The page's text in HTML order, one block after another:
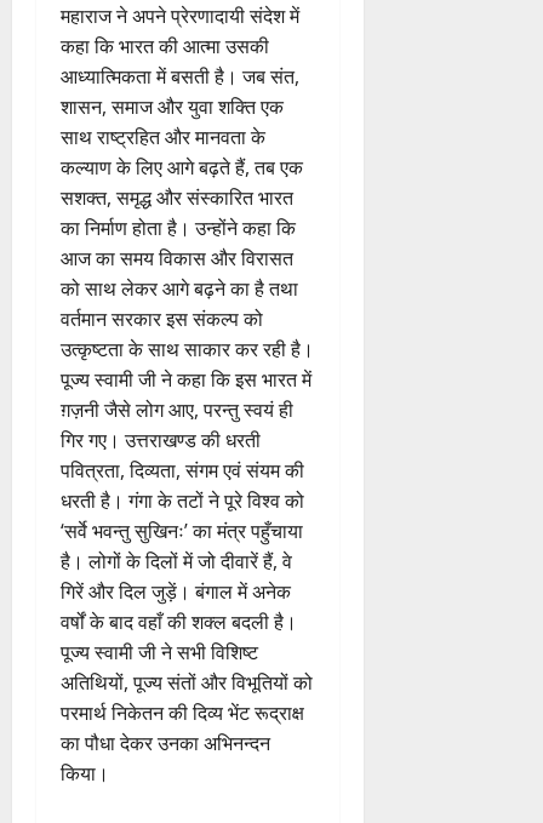
महाराज ने अपने प्रेरणादायी संदेश में
कहा कि भारत की आत्मा उसकी
आध्यात्मिकता में बसती है। जब संत,
शासन, समाज और युवा शक्ति एक
साथ राष्ट्रहित और मानवता के
कल्याण के लिए आगे बढ़ते हैं, तब एक
सशक्त, समृद्ध और संस्कारित भारत
का निर्माण होता है। उन्होंने कहा कि
आज का समय विकास और विरासत
को साथ लेकर आगे बढ़ने का है तथा
वर्तमान सरकार इस संकल्प को
उत्कृष्टता के साथ साकार कर रही है।
पूज्य स्वामी जी ने कहा कि इस भारत में
ग़ज़नी जैसे लोग आए, परन्तु स्वयं ही
गिर गए। उत्तराखण्ड की धरती
पवित्रता, दिव्यता, संगम एवं संयम की
धरती है। गंगा के तटों ने पूरे विश्व को
‘सर्वे भवन्तु सुखिनः’ का मंत्र पहुँचाया
है। लोगों के दिलों में जो दीवारें हैं, वे
गिरें और दिल जुड़ें। बंगाल में अनेक
वर्षों के बाद वहाँ की शक्ल बदली है।
पूज्य स्वामी जी ने सभी विशिष्ट
अतिथियों, पूज्य संतों और विभूतियों को
परमार्थ निकेतन की दिव्य भेंट रूद्राक्ष
का पौधा देकर उनका अभिनन्दन
किया।